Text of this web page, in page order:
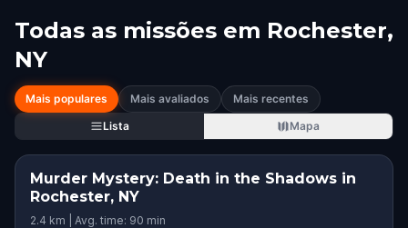
Todas as missões em Rochester,
NY
Mais populares Mais avaliados
Mais recentes
Lista
Mapa
Murder Mystery: Death in the Shadows in
Rochester, NY
2.4 km | Avg. time: 90 min